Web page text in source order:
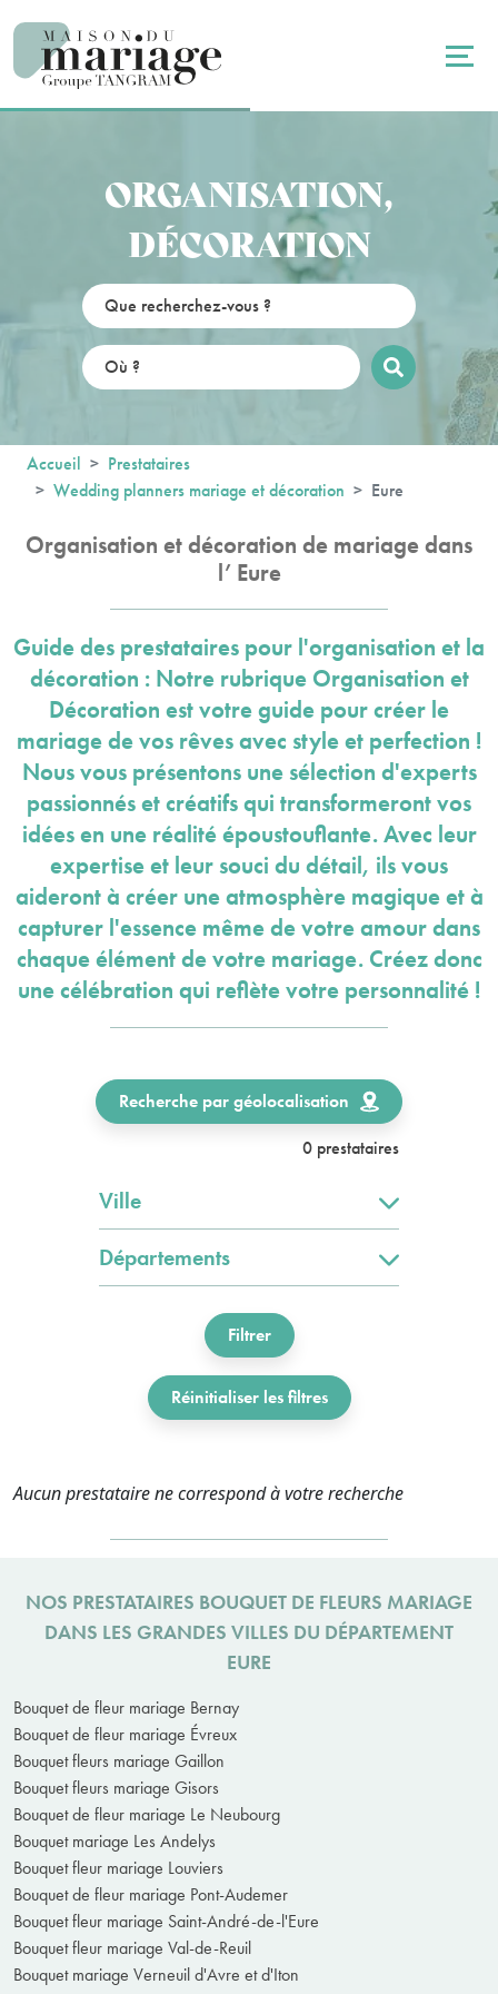
ORGANISATION,
DÉCORATION
Accueil
Prestataires
Wedding planners mariage et décoration
Eure
Organisation et décoration de mariage dans
l’ Eure
Guide des prestataires pour l'organisation et la
décoration : Notre rubrique Organisation et
Décoration est votre guide pour créer le
mariage de vos rêves avec style et perfection !
Nous vous présentons une sélection d'experts
passionnés et créatifs qui transformeront vos
idées en une réalité époustouflante. Avec leur
expertise et leur souci du détail, ils vous
aideront à créer une atmosphère magique et à
capturer l'essence même de votre amour dans
chaque élément de votre mariage. Créez donc
une célébration qui reflète votre personnalité !
Recherche par géolocalisation
0 prestataires
Ville
Départements
Filtrer
Réinitialiser les filtres
Aucun prestataire ne correspond à votre recherche
NOS PRESTATAIRES BOUQUET DE FLEURS MARIAGE
DANS LES GRANDES VILLES DU DÉPARTEMENT
EURE
Bouquet de fleur mariage Bernay
Bouquet de fleur mariage Évreux
Bouquet fleurs mariage Gaillon
Bouquet fleurs mariage Gisors
Bouquet de fleur mariage Le Neubourg
Bouquet mariage Les Andelys
Bouquet fleur mariage Louviers
Bouquet de fleur mariage Pont-Audemer
Bouquet fleur mariage Saint-André-de-l'Eure
Bouquet fleur mariage Val-de-Reuil
Bouquet mariage Verneuil d'Avre et d'Iton